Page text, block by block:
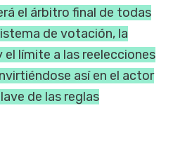
el árbitro final de todas
de votación, la
el límite a las reelecciones
así en el actor
de las reglas